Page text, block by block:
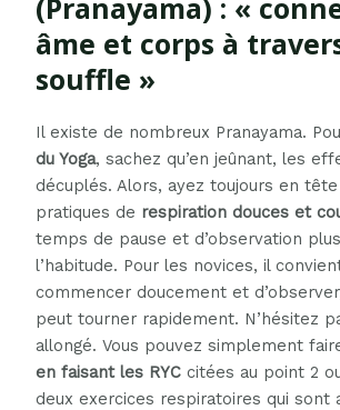
(Pranayama) : «
âme et corps à
souffle »
Il existe de nombreux Pranayama.
du Yoga, sachez qu’en jeûnant, les
décuplés. Alors, ayez toujours en
pratiques de respiration douces et
temps de pause et d’observation plus
l’habitude. Pour les novices, il
commencer doucement et
peut tourner rapidement. N’hésitez
allongé. Vous pouvez simplement
en faisant les RYC citées au point 2
deux exercices respiratoires qui sont